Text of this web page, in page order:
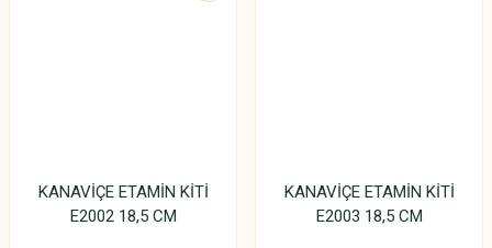
KANAVİÇE ETAMİN KİTİ
E2002 18,5 CM
KANAVİÇE ETAMİN KİTİ
E2003 18,5 CM